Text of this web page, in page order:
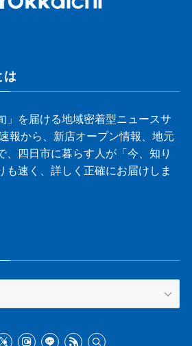
は
」を届ける地域密着型ニュースサ
報から、新店オープン情報、地元
、四日市に暮らす人が「今、知り
も速く、詳しく正確にお届けしま